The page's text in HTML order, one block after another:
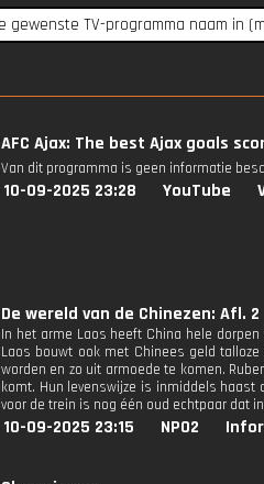
AFC Ajax: The best Ajax goals
Van dit programma is geen informatie
10-09-2025 23:28 YouTube
De wereld van de Chinezen: Afl. 2
In het arme Laos heeft China hele
Laos bouwt ook met Chinees geld
worden en zo uit armoede te komen.
komt. Hun levenswijze is inmiddels
voor de trein is nog één oud echtpaar dat
10-09-2025 23:15 NPO2